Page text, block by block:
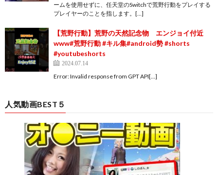
ームを使用せずに、任天堂のSwitchで荒野行動をプレイする
プレイヤーのことを指します。[…]
【荒野行動】荒野の天然記念物 エンジョイ付近
www#荒野行動 #キル集#android勢 #shorts
#youtubeshorts
2024.07.14
Error: Invalid response from GPT API[…]
人気動画BEST５